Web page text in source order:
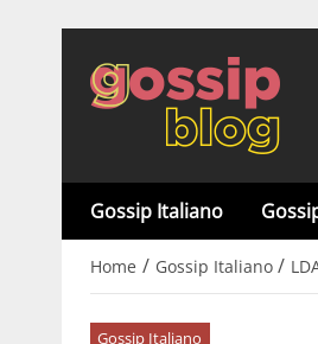
Gossip Italiano
Home / Gossip Italiano /
Gossip Italiano